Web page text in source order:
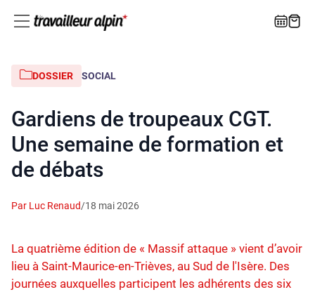
DOSSIER SOCIAL
Gardiens de troupeaux CGT.
Une semaine de formation et
de débats
Par Luc Renaud/18 mai 2026
La quatrième édition de « Massif attaque » vient d’avoir
lieu à Saint-Maurice-en-Trièves, au Sud de l'Isère. Des
journées auxquelles participent les adhérents des six